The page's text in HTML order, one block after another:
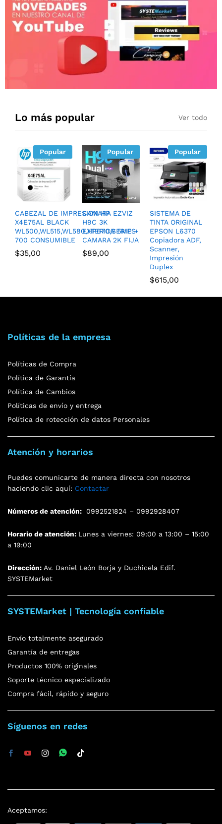
Lo más popular Ver todo
Popular
CABEZAL DE IMPRESION HP
X4E75AL BLACK
WL500,WL515,WL580,HP670,SERIES
700 CONSUMIBLE
$35,00
Popular
CAMARA EZVIZ
H9C 3K
EXTERIOR 5MP +
CAMARA 2K FIJA
$89,00
Popular
SISTEMA DE
TINTA ORIGINAL
EPSON L6370
Copiadora ADF,
Scanner,
Impresión
Duplex
$615,00
Políticas de la empresa
Políticas de Compra
Política de Garantía
Política de Cambios
Políticas de envío y entrega
Política de rotección de datos Personales
Atención y horarios
Puedes comunicarte de manera directa con nosotros
haciendo clic aquí: Contactar
Números de atención: 0992521824 – 0992928407
Horario de atención: Lunes a viernes: 09:00 a 13:00 – 15:00
a 19:00
Dirección: Av. Daniel León Borja y Duchicela Edif.
SYSTEMarket
SYSTEMarket | Tecnología confiable
Envío totalmente asegurado
Garantía de entregas
Productos 100% originales
Soporte técnico especializado
Compra fácil, rápido y seguro
Síguenos en redes
Aceptamos: